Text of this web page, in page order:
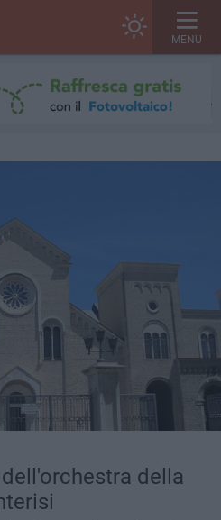
MENU
della